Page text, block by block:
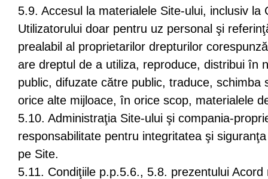
5.9. Accesul la materialele Site-ului, inclusiv la
Utilizatorului doar pentru uz personal şi
prealabil al proprietarilor drepturilor
are dreptul de a utiliza, reproduce, distribui în
public, difuzate către public, traduce, schimba
orice alte mijloace, în orice scop, materialele
5.10. Administraţia Site-ului şi compania-
responsabilitate pentru integritatea şi
pe Site.
5.11. Condiţiile p.p.5.6., 5.8. prezentului